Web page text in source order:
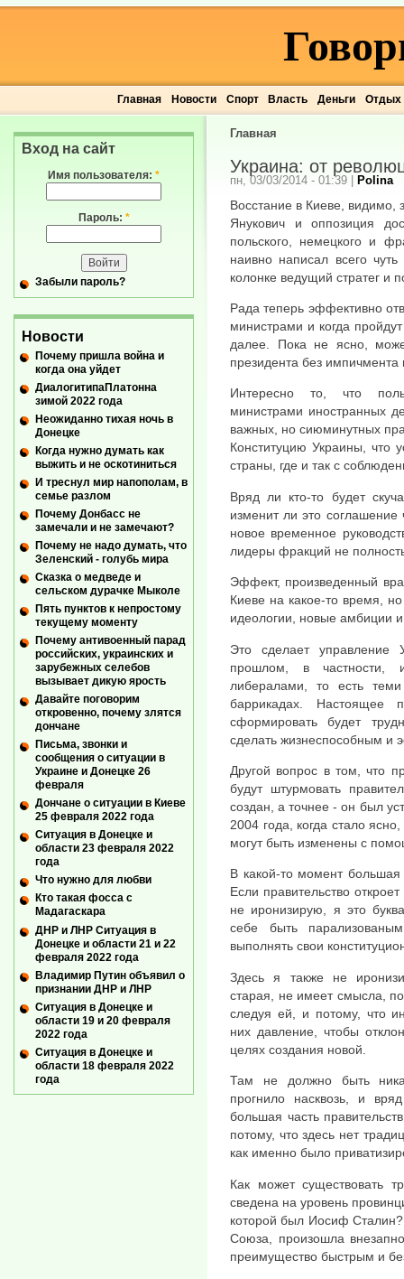
Главная Новости Спорт Власть Деньги Отдых
Главная
Украина: от
пн, 03/03/2014 - 01:39 | Polina
Восстание в Киеве, видимо,
Янукович и оппозиция
польского, немецкого и
наивно написал всего
колонке ведущий стратег и
Рада теперь эффективно
министрами и когда
далее. Пока не ясно,
президента без импичмента
Интересно то, что
министрами иностранных
важных, но сиюминутных
Конституцию Украины, что
страны, где и так с
Вряд ли кто-то будет
изменит ли это
новое временное
лидеры фракций не
Эффект, произведенный
Киеве на какое-то время,
идеологии, новые амбиции
Это сделает
прошлом, в частности,
либералами, то есть
баррикадах. Настоящее
сформировать будет
сделать жизнеспособным и
Другой вопрос в том, что
будут штурмовать
создан, а точнее - он был
2004 года, когда стало
могут быть изменены с
В какой-то момент большая
Если правительство
не иронизирую, я это
себе быть
выполнять свои
Здесь я также не
старая, не имеет смысла,
следуя ей, и потому, что
них давление, чтобы
целях создания новой.
Там не должно быть
прогнило насквозь, и
большая часть
потому, что здесь нет
как именно было
Как может существовать
сведена на уровень
которой был Иосиф
Союза, произошла
преимущество быстрым и
Вход на сайт
Имя пользователя: *
Пароль: *
Забыли пароль?
Новости
Почему пришла война и
когда она уйдет
ДиалогитипаПлатонна
зимой 2022 года
Неожиданно тихая ночь в
Донецке
Когда нужно думать как
выжить и не оскотиниться
И треснул мир напополам, в
семье разлом
Почему Донбасс не
замечали и не замечают?
Почему не надо думать, что
Зеленский - голубь мира
Сказка о медведе и
сельском дурачке Мыколе
Пять пунктов к непростому
текущему моменту
Почему антивоенный парад
российских, украинских и
зарубежных селебов
вызывает дикую ярость
Давайте поговорим
откровенно, почему злятся
дончане
Письма, звонки и
сообщения о ситуации в
Украине и Донецке 26
февраля
Дончане о ситуации в Киеве
25 февраля 2022 года
Ситуация в Донецке и
области 23 февраля 2022
года
Что нужно для любви
Кто такая фосса с
Мадагаскара
ДНР и ЛНР Ситуация в
Донецке и области 21 и 22
февраля 2022 года
Владимир Путин объявил о
признании ДНР и ЛНР
Ситуация в Донецке и
области 19 и 20 февраля
2022 года
Ситуация в Донецке и
области 18 февраля 2022
года